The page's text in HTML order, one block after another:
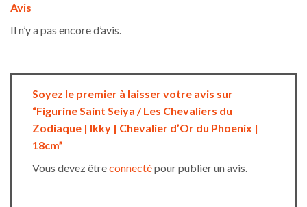
Avis
Il n’y a pas encore d’avis.
Soyez le premier à laisser votre avis sur
“Figurine Saint Seiya / Les Chevaliers du
Zodiaque | Ikky | Chevalier d’Or du Phoenix |
18cm”
Vous devez êtreconnectépour publier un avis.